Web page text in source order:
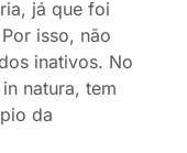
já que foi
isso, não
inativos. No
natura, tem
da